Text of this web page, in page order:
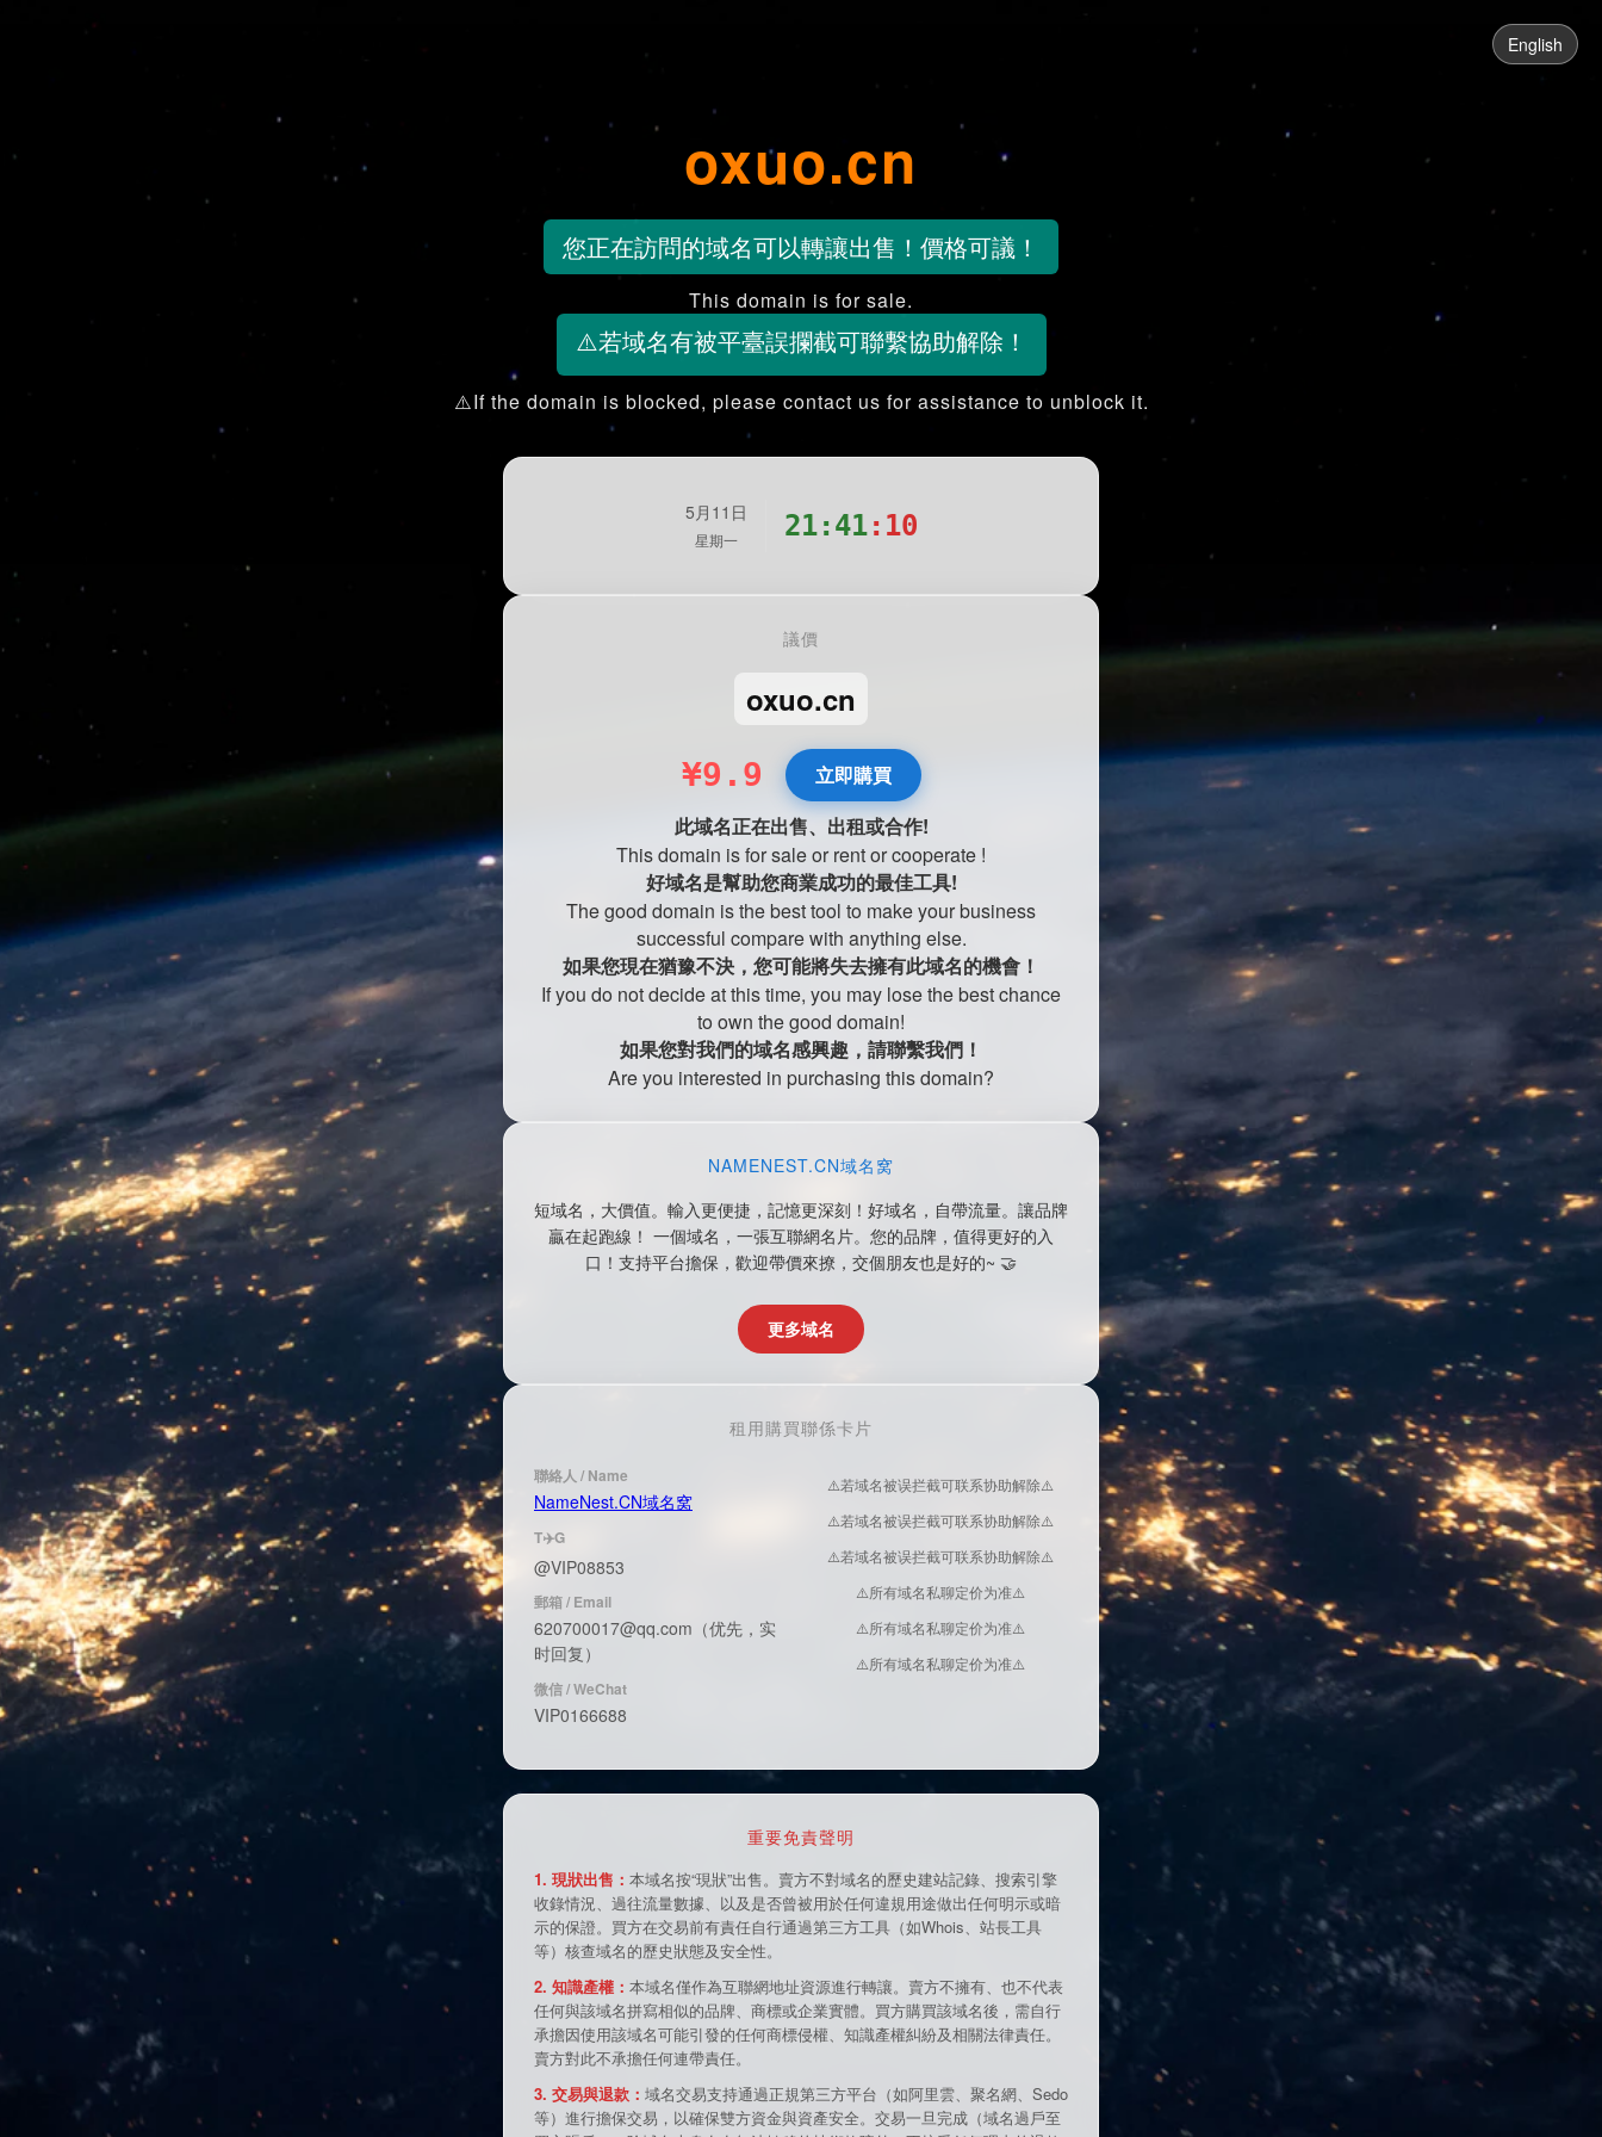
English
oxuo.cn
您正在訪問的域名可以轉讓出售！價格可議！
This domain is for sale.
⚠️若域名有被平臺誤攔截可聯繫協助解除！
⚠️If the domain is blocked, please contact us for assistance to unblock it.
5月11日
星期一 21:41:11
議價
oxuo.cn
¥9.9
立即購買
此域名正在出售、出租或合作!
This domain is for sale or rent or cooperate !
好域名是幫助您商業成功的最佳工具!
The good domain is the best tool to make your business
successful compare with anything else.
如果您現在猶豫不決，您可能將失去擁有此域名的機會！
If you do not decide at this time, you may lose the best chance
to own the good domain!
如果您對我們的域名感興趣，請聯繫我們！
Are you interested in purchasing this domain?
NAMENEST.CN域名窝
短域名，大價值。輸入更便捷，記憶更深刻！好域名，自帶流量。讓品牌
贏在起跑線！ 一個域名，一張互聯網名片。您的品牌，值得更好的入
口！支持平台擔保，歡迎帶價來撩，交個朋友也是好的~ 🤝
更多域名
租用購買聯係卡片
聯絡人 / Name
NameNest.CN域名窝
T✈️G
@VIP08853
郵箱 / Email
620700017@qq.com（优先，实
时回复）
微信 / WeChat
VIP0166688
⚠️若域名被误拦截可联系协助解除⚠️
⚠️若域名被误拦截可联系协助解除⚠️
⚠️若域名被误拦截可联系协助解除⚠️
⚠️所有域名私聊定价为准⚠️
⚠️所有域名私聊定价为准⚠️
⚠️所有域名私聊定价为准⚠️
重要免責聲明
1. 現狀出售： 本域名按“現狀”出售。賣方不對域名的歷史建站記錄、搜索引擎
收錄情況、過往流量數據、以及是否曾被用於任何違規用途做出任何明示或暗
示的保證。買方在交易前有責任自行通過第三方工具（如Whois、站長工具
等）核查域名的歷史狀態及安全性。
2. 知識產權： 本域名僅作為互聯網地址資源進行轉讓。賣方不擁有、也不代表
任何與該域名拼寫相似的品牌、商標或企業實體。買方購買該域名後，需自行
承擔因使用該域名可能引發的任何商標侵權、知識產權糾紛及相關法律責任。
賣方對此不承擔任何連帶責任。
3. 交易與退款： 域名交易支持通過正規第三方平台（如阿里雲、聚名網、Sedo
等）進行擔保交易，以確保雙方資金與資產安全。交易一旦完成（域名過戶至